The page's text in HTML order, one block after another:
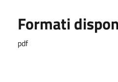
Formati
pdf